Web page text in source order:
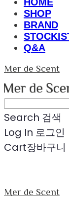
SHOP
BRAND
Q&A
Mer de Scent
Search 검색
Log In 로그인
Cart장바구니
Mer de Scent